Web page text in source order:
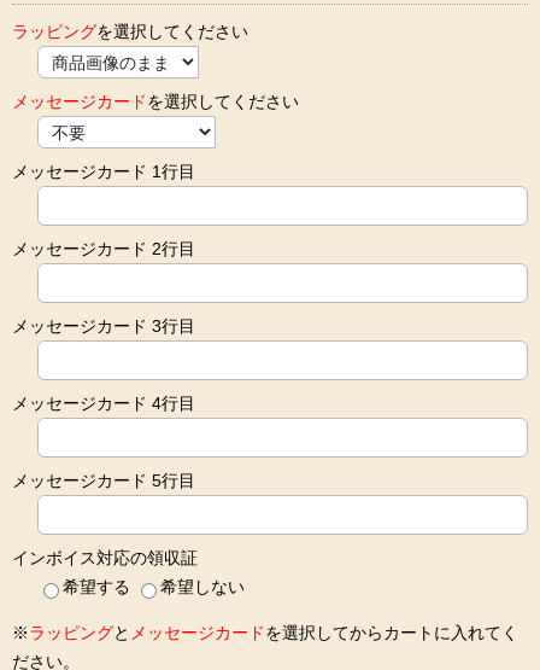
ラッピングを選択してください
メッセージカードを選択してください
メッセージカード 1行目
メッセージカード 2行目
メッセージカード 3行目
メッセージカード 4行目
メッセージカード 5行目
インボイス対応の領収証
希望する
希望しない
※ラッピングと メッセージカードを選択してからカートに入れてく
ださい。